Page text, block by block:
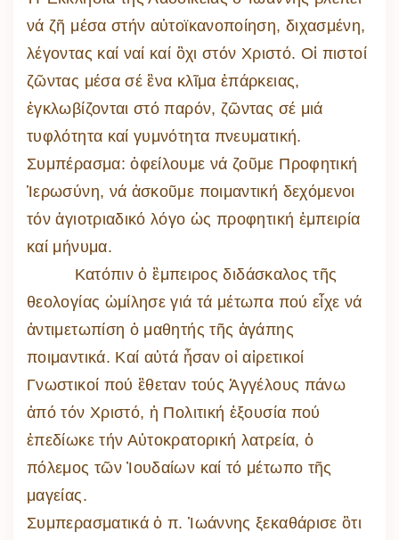
νά ζῆ μέσα στήν αὐτοϊκανοποίηση, διχασμένη,
λέγοντας καί ναί καί ὂχι στόν Χριστό. Οἱ πιστοί
ζῶντας μέσα σέ ἓνα κλῖμα ἐπάρκειας,
ἐγκλωβίζονται στό παρόν, ζῶντας σέ μιά
τυφλότητα καί γυμνότητα πνευματική.
Συμπέρασμα: ὀφείλουμε νά ζοῦμε Προφητική
Ἱερωσύνη, νά ἀσκοῦμε ποιμαντική δεχόμενοι
τόν ἁγιοτριαδικό λόγο ὡς προφητική ἐμπειρία
καί μήνυμα.
Κατόπιν ὁ ἒμπειρος διδάσκαλος τῆς
θεολογίας ὡμίλησε γιά τά μέτωπα πού εἶχε νά
ἀντιμετωπίση ὀ μαθητής τῆς ἀγάπης
ποιμαντικά. Καί αὐτά ἦσαν οἱ αἱρετικοί
Γνωστικοί πού ἒθεταν τούς Ἀγγέλους πάνω
ἀπό τόν Χριστό, ἡ Πολιτική ἐξουσία πού
ἐπεδίωκε τήν Αὐτοκρατορική λατρεία, ὁ
πόλεμος τῶν Ἰουδαίων καί τό μέτωπο τῆς
μαγείας.
Συμπερασματικά ὁ π. Ἰωάννης ξεκαθάρισε ὃτι